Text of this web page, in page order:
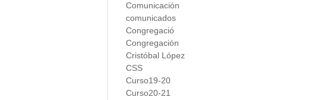
Comunicación
comunicados
Congregació
Congregación
Cristóbal López
CSS
Curso19-20
Curso20-21